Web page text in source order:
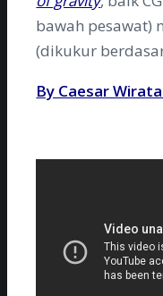
bawah pesawat)
(dikukur
By Caesar